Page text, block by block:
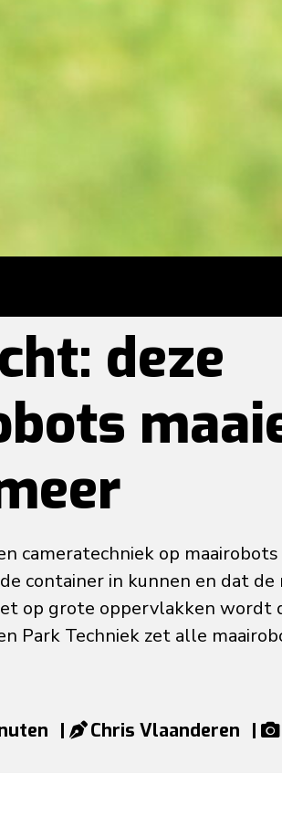
deze
cameratechniek op
container in kunnen en dat de
op grote oppervlakken wordt
Park Techniek zet alle
| Chris Vlaanderen |